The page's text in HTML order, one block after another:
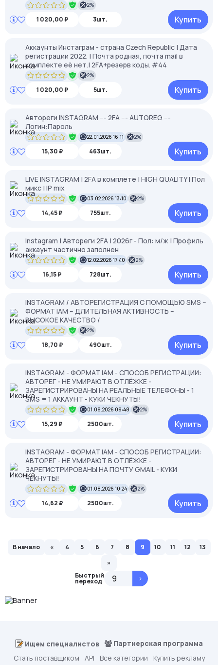
2%
1 020,00 ₽ 3шт. Купить
Аккаунты Инстаграм - страна Czech Republic | Дата
регистрации 2022. | Почта родная, почта mail в
комплекте её нет.| 2FA+резерв коды. #44
2%
1 020,00 ₽ 5шт. Купить
Автореги INSTAGRAM --- 2FA --- AUTOREG ---
Логин:Пароль
22.01.2026 16:11 2%
15,30 ₽ 463шт. Купить
LIVE INSTAGRAM | 2FA в комплете | HIGH QUALITY | Пол
микс | IP mix
03.02.2026 13:10 2%
14,45 ₽ 755шт. Купить
Instagram | Автореги 2FA | 2026г - Пол: м/ж | Профиль
аккаунт частично заполнен
12.02.2026 17:40 2%
16,15 ₽ 728шт. Купить
INSTAGRAM / АВТОРЕГИСТРАЦИЯ С ПОМОЩЬЮ SMS --
ФОРМАТ IAM -- ДЛИТЕЛЬНАЯ АКТИВНОСТЬ --
ВЫСОКОЕ КАЧЕСТВО /
2%
18,70 ₽ 490шт. Купить
INSTAGRAM - ФОРМАТ IAM - СПОСОБ РЕГИСТРАЦИИ:
АВТОРЕГ - НЕ УМИРАЮТ В ОТЛЁЖКЕ -
ЗАРЕГИСТРИРОВАНЫ НА РЕАЛЬНЫЕ ТЕЛЕФОНЫ - 1
SMS = 1 АККАУНТ - КУКИ ЧЕКНУТЫ!
01.08.2026 09:48 2%
15,29 ₽ 2500шт. Купить
INSTAGRAM - ФОРМАТ IAM - СПОСОБ РЕГИСТРАЦИИ:
АВТОРЕГ - НЕ УМИРАЮТ В ОТЛЁЖКЕ -
ЗАРЕГИСТРИРОВАНЫ НА ПОЧТУ GMAIL - КУКИ
ЧЕКНУТЫ!
01.08.2026 10:24 2%
14,62 ₽ 2500шт. Купить
В начало « 4 5 6 7 8 9 10 11 12
13
»
Быстрый
переход >
Ищем специалистов
Партнерская программа
Стать поставщиком
API Все категории Купить рекламу